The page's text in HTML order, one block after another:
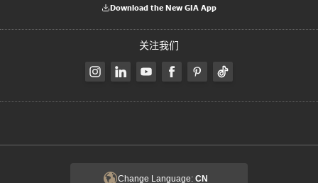
Download the New GIA App
关注我们
Change Language: CN